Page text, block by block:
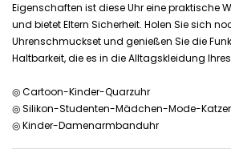
Eigenschaften ist diese Uhr eine praktische
und bietet Eltern Sicherheit. Holen Sie sich
Uhrenschmuckset und genießen Sie die
Haltbarkeit, die es in die Alltagskleidung
◎ Cartoon-Kinder-Quarzuhr
◎ Silikon-Studenten-Mädchen-Mode-
◎ Kinder-Damenarmbanduhr